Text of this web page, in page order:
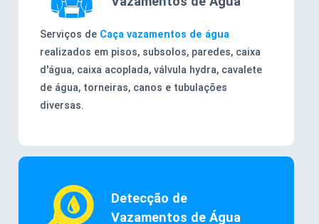
Serviços de Caça vazamentos de água
realizados em pisos, subsolos, paredes, caixa
d'água, caixa acoplada, válvula hydra, cavalete
de água, torneiras, canos e tubulações
diversas.
Detecção de
Vazamentos de Água